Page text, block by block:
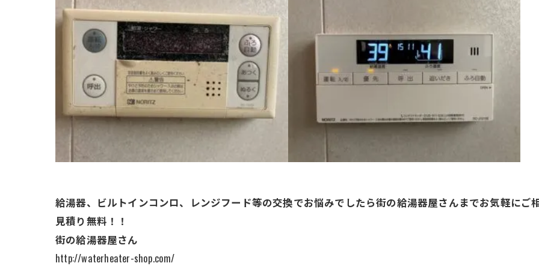
給湯器、ビルトインコンロ、レンジフード等の交換でお悩みでしたら街の給湯器屋さんまでお気軽にご
見積り無料！！
街の給湯器屋さん
http://waterheater-shop.com/